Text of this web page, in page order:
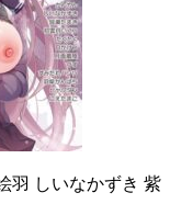
羽 しいなかずき 紫